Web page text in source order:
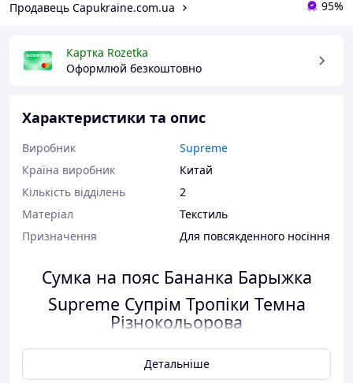
Продавець Capukraine.com.ua 95%
Картка Rozetka
Оформлюй безкоштовно
Характеристики та опис
Виробник
Supreme
Країна виробник
Китай
Кількість відділень
2
Матеріал
Текстиль
Призначення
Для повсякденного носіння
Сумка на пояс Бананка Барыжка
Supreme Супрім Тропіки Темна
Різнокольорова
Сумка на пояс здатна вмістити всі необхідні дрібниці і
Детальніше